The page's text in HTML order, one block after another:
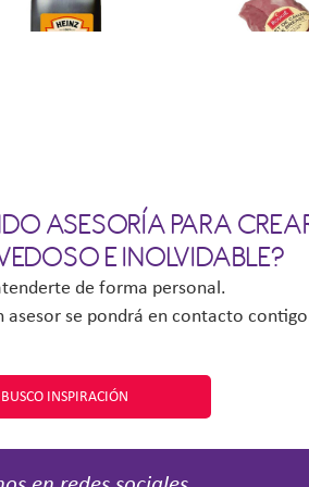
ASESORÍA PARA
E INOLVIDABLE?
de forma personal.
asesor se pondrá en contacto
BUSCO INSPIRACIÓN